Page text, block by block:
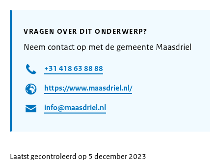
VRAGEN OVER DIT ONDERWERP?
Neem contact op met de gemeente Maasdriel
+31 418 63 88 88
https://www.maasdriel.nl/
info@maasdriel.nl
Laatst gecontroleerd op 5 december 2023